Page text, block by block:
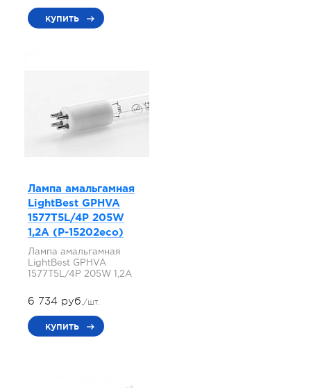
купить
Лампа амальгамная
LightBest GPHVA
1577T5L/4P 205W
1,2A (P-15202eco)
Лампа амальгамная
LightBest GPHVA
1577T5L/4P 205W 1,2A
6 734 руб./шт.
купить